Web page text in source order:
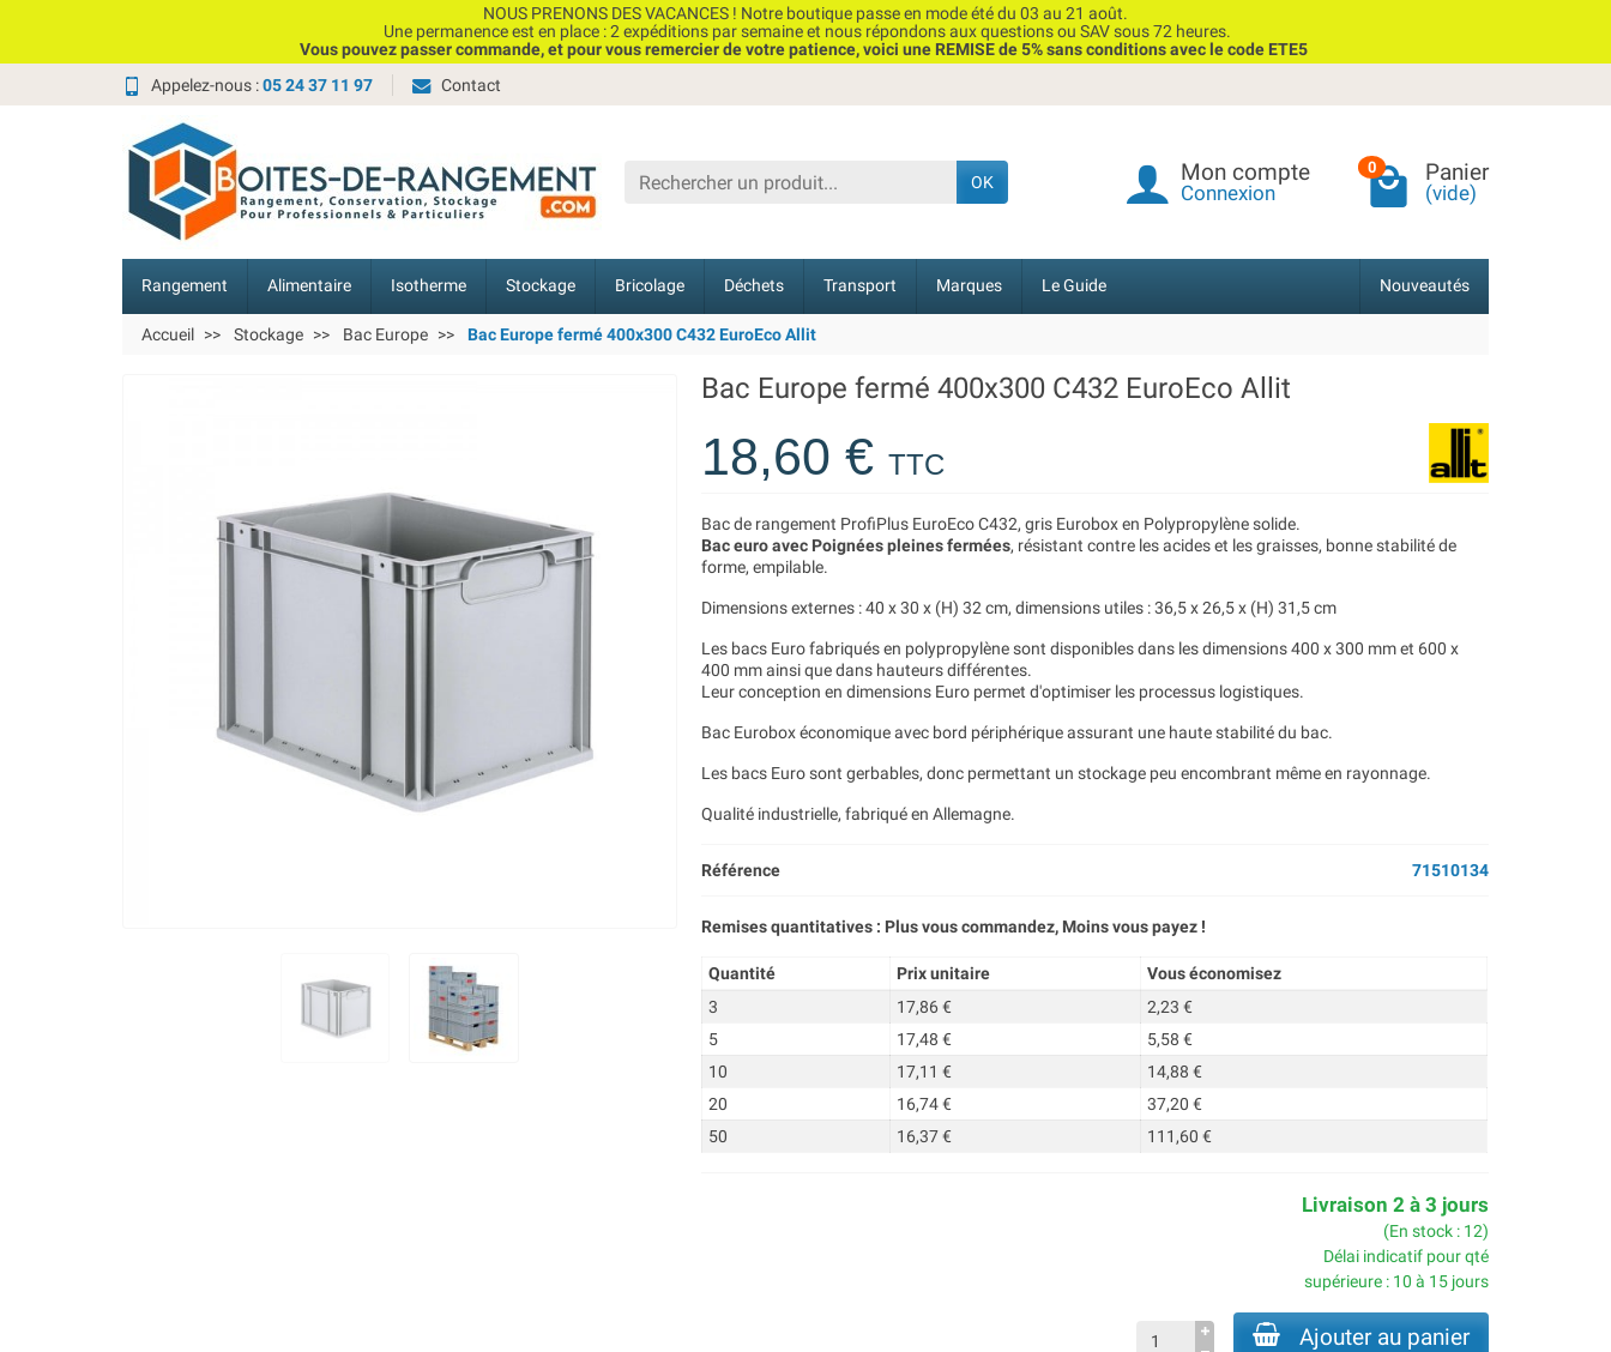
NOUS PRENONS DES VACANCES ! Notre boutique passe en mode été du 03 au 21 août.
Une permanence est en place : 2 expéditions par semaine et nous répondons aux questions ou SAV sous 72 heures.
Vous pouvez passer commande, et pour vous remercier de votre patience, voici une REMISE de 5% sans conditions avec le code ETE5
Appelez-nous :05 24 37 11 97 Contact
OK Mon compte
Connexion
0 Panier
(vide)
Rangement Alimentaire Isotherme Stockage Bricolage Déchets Transport Marques Le Guide Nouveautés
Accueil Stockage Bac Europe Bac Europe fermé 400x300 C432 EuroEco Allit
Bac Europe fermé 400x300 C432 EuroEco Allit
18,60 €TTC
Bac de rangement ProfiPlus EuroEco C432, gris Eurobox en Polypropylène solide.
Bac euro avec Poignées pleines fermées, résistant contre les acides et les graisses, bonne stabilité de
forme, empilable.
Dimensions externes : 40 x 30 x (H) 32 cm, dimensions utiles : 36,5 x 26,5 x (H) 31,5 cm
Les bacs Euro fabriqués en polypropylène sont disponibles dans les dimensions 400 x 300 mm et 600 x
400 mm ainsi que dans hauteurs différentes.
Leur conception en dimensions Euro permet d'optimiser les processus logistiques.
Bac Eurobox économique avec bord périphérique assurant une haute stabilité du bac.
Les bacs Euro sont gerbables, donc permettant un stockage peu encombrant même en rayonnage.
Qualité industrielle, fabriqué en Allemagne.
Référence 71510134
Remises quantitatives : Plus vous commandez, Moins vous payez !
Quantité Prix unitaire
Vous économisez
3
17,86 €
2,23 €
5
17,48 €
5,58 €
10
17,11 €
14,88 €
20
16,74 €
37,20 €
50
16,37 € 111,60 €
Livraison 2 à 3 jours
(En stock : 12)
Délai indicatif pour qté
supérieure : 10 à 15 jours
Ajouter au panier